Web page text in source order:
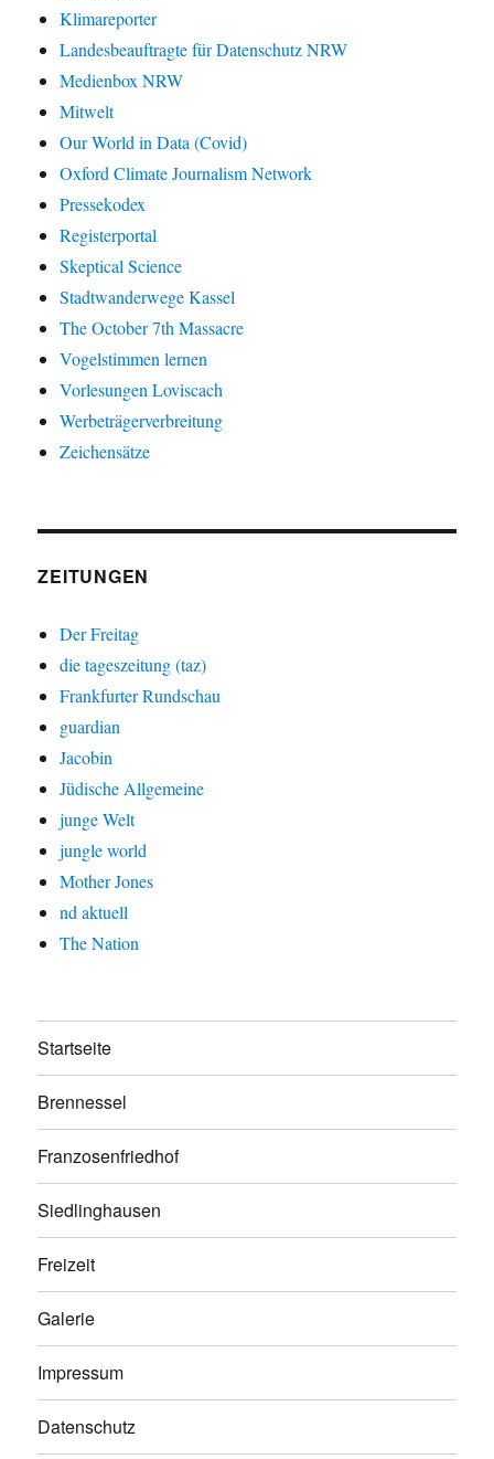
Klimareporter
Landesbeauftragte für Datenschutz NRW
Medienbox NRW
Mitwelt
Our World in Data (Covid)
Oxford Climate Journalism Network
Pressekodex
Registerportal
Skeptical Science
Stadtwanderwege Kassel
The October 7th Massacre
Vogelstimmen lernen
Vorlesungen Loviscach
Werbeträgerverbreitung
Zeichensätze
ZEITUNGEN
Der Freitag
die tageszeitung (taz)
Frankfurter Rundschau
guardian
Jacobin
Jüdische Allgemeine
junge Welt
jungle world
Mother Jones
nd aktuell
The Nation
Startseite
Brennessel
Franzosenfriedhof
Siedlinghausen
Freizeit
Galerie
Impressum
Datenschutz